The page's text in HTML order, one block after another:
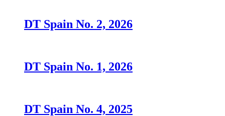
DT Spain No. 2, 2026
DT Spain No. 1, 2026
DT Spain No. 4, 2025